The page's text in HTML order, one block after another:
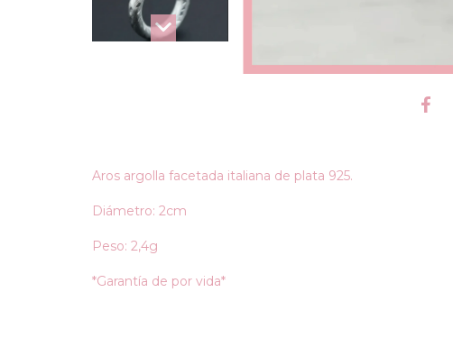
Aros argolla facetada italiana de plata 925.
Diámetro: 2cm
Peso: 2,4g
*Garantía de por vida*